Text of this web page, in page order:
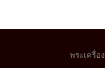
พระเครื่อง